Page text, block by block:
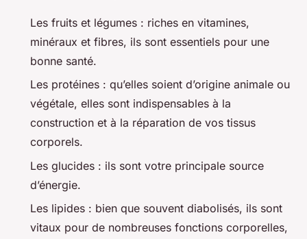
Les fruits et légumes : riches en vitamines,
minéraux et fibres, ils sont essentiels pour une
bonne santé.
Les protéines : qu’elles soient d’origine animale ou
végétale, elles sont indispensables à la
construction et à la réparation de vos tissus
corporels.
Les glucides : ils sont votre principale source
d’énergie.
Les lipides : bien que souvent diabolisés, ils sont
vitaux pour de nombreuses fonctions corporelles,